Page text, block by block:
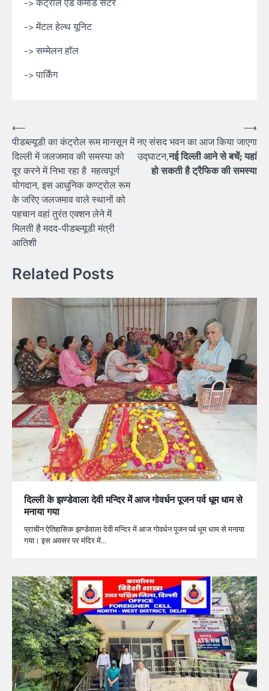
-> मेंटल हेल्थ यूनिट
-> सम्मेलन हॉल
-> पार्किंग
Post
navigation
⟵
पीडब्ल्यूडी का कंट्रोल रूम मानसून में
दिल्ली में जलजमाव की समस्या को
दूर करने में निभा रहा है महत्वपूर्ण
योगदान, इस आधुनिक कण्ट्रोल रूम
के जरिए जलजमाव वाले स्थानों को
पहचान वहां तुरंत एक्शन लेने में
मिलती है मदद-पीडब्ल्यूडी मंत्री
आतिशी
नए संसद भवन का आज किया जाएगा
उद्घाटन,नई दिल्ली आने से बचें; यहां
हो सकती है ट्रैफिक की समस्या
⟶
Related Posts
दिल्ली के झण्डेवाला देवी मन्दिर में आज गोवर्धन पूजन पर्व धूम धाम से
मनाया गया
प्राचीन ऐतिहासिक झण्डेवाला देवी मन्दिर में आज गोवर्धन पूजन पर्व धूम धाम से मनाया
गया। इस अवसर पर मंदिर में…